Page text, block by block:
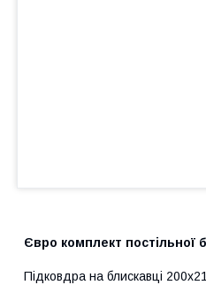
Євро комплект постільної
Підковдра на блискавці